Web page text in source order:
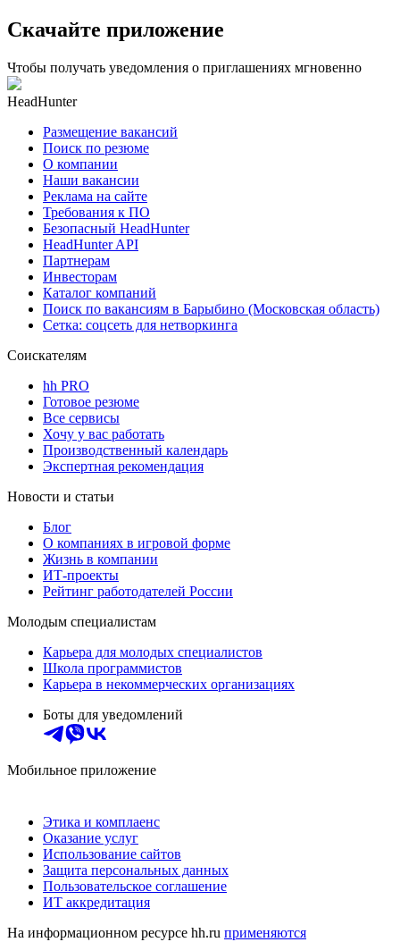
Скачайте приложение
Чтобы получать уведомления о приглашениях мгновенно
HeadHunter
Размещение вакансий
Поиск по резюме
О компании
Наши вакансии
Реклама на сайте
Требования к ПО
Безопасный HeadHunter
HeadHunter API
Партнерам
Инвесторам
Каталог компаний
Поиск по вакансиям в Барыбино (Московская область)
Сетка: соцсеть для нетворкинга
Соискателям
hh PRO
Готовое резюме
Все сервисы
Хочу у вас работать
Производственный календарь
Экспертная рекомендация
Новости и статьи
Блог
О компаниях в игровой форме
Жизнь в компании
ИТ-проекты
Рейтинг работодателей России
Молодым специалистам
Карьера для молодых специалистов
Школа программистов
Карьера в некоммерческих организациях
Боты для уведомлений
Мобильное приложение
Этика и комплаенс
Оказание услуг
Использование сайтов
Защита персональных данных
Пользовательское соглашение
ИТ аккредитация
На информационном ресурсе hh.ru применяются